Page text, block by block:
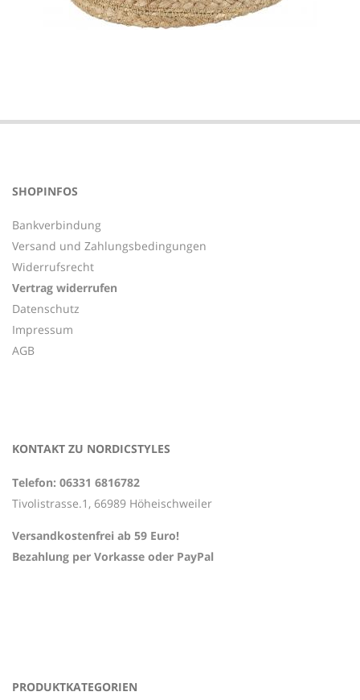
04-
SHOPINFOS
Bankverbindung
Versand und Zahlungsbedingungen
Widerrufsrecht
Vertrag widerrufen
Datenschutz
Impressum
AGB
KONTAKT ZU NORDICSTYLES
Telefon: 06331 6816782
Tivolistrasse.1, 66989 Höheischweiler
Versandkostenfrei ab 59 Euro!
Bezahlung per Vorkasse oder PayPal
PRODUKTKATEGORIEN